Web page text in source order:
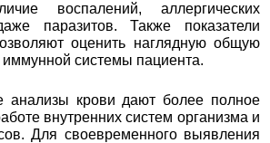
воспалений, аллергических
паразитов. Также показатели
оценить наглядную общую
иммунной системы пациента.
анализы крови дают более полное
внутренних систем организма и
Для своевременного выявления